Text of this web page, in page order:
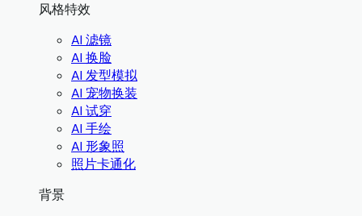
风格特效
AI 滤镜
AI 换脸
AI 发型模拟
AI 宠物换装
AI 试穿
AI 手绘
AI 形象照
照片卡通化
背景